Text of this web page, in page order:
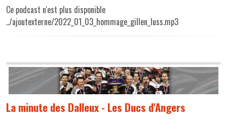
Ce podcast n'est plus disponible
../ajoutexterne/2022_01_03_hommage_gillen_luss.mp3
La minute des Dalleux - Les Ducs d'Angers